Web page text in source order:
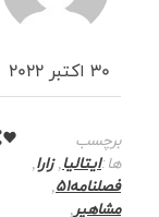
30 اکتبر 2022
برچسب
ها:ایتالیا,زارا,
فصلنامه51
,
مشاهیر,